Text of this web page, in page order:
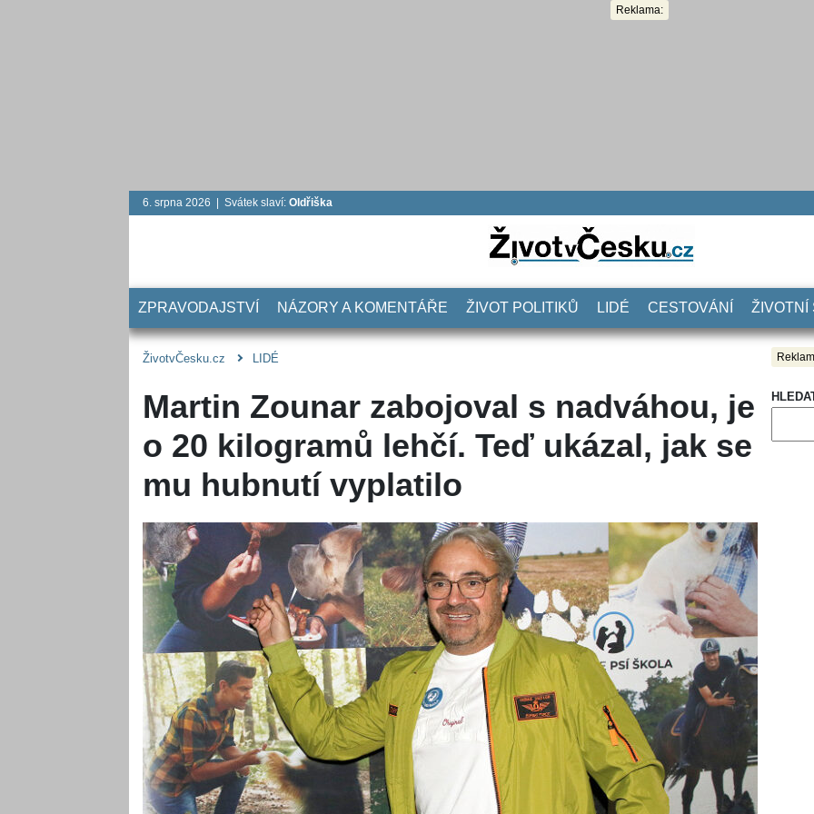
Reklama:
6. srpna 2026 | Svátek slaví: Oldřiška
ZPRAVODAJSTVÍ NÁZORY A KOMENTÁŘE ŽIVOT POLITIKŮ LIDÉ CESTOVÁNÍ ŽIVOTNÍ
ŽivotvČesku.cz LIDÉ
Martin Zounar zabojoval s nadváhou, je
o 20 kilogramů lehčí. Teď ukázal, jak se
mu hubnutí vyplatilo